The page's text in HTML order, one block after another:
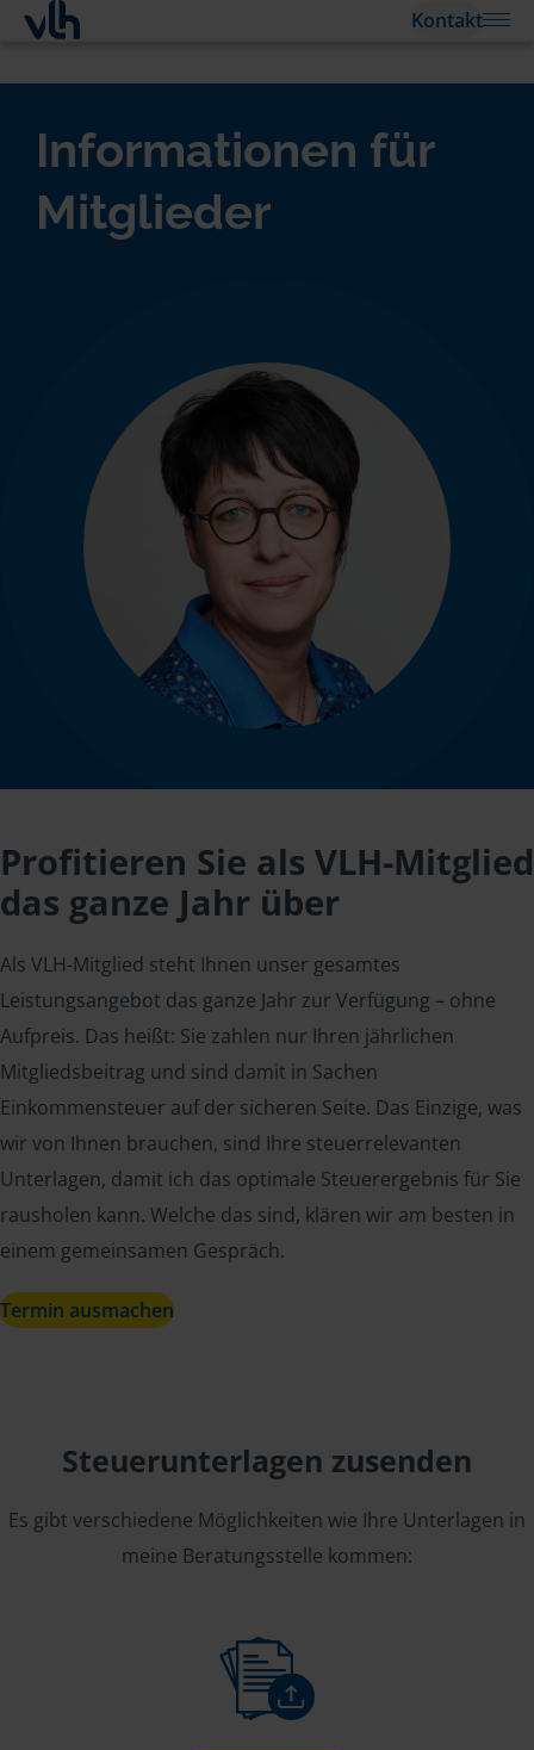
Kontakt
Informationen für
Mitglieder
Profitieren Sie als VLH-Mitglied
das ganze Jahr über
Als VLH-Mitglied steht Ihnen unser gesamtes
Leistungsangebot das ganze Jahr zur Verfügung – ohne
Aufpreis. Das heißt: Sie zahlen nur Ihren jährlichen
Mitgliedsbeitrag und sind damit in Sachen
Einkommensteuer auf der sicheren Seite. Das Einzige, was
wir von Ihnen brauchen, sind Ihre steuerrelevanten
Unterlagen, damit ich das optimale Steuerergebnis für Sie
rausholen kann. Welche das sind, klären wir am besten in
einem gemeinsamen Gespräch.
Termin ausmachen
Steuerunterlagen zusenden
Es gibt verschiedene Möglichkeiten wie Ihre Unterlagen in
meine Beratungsstelle kommen: